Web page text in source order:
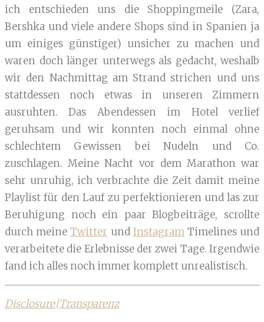
ich entschieden uns die Shoppingmeile (Zara,
Bershka und viele andere Shops sind in Spanien ja
um einiges günstiger) unsicher zu machen und
waren doch länger unterwegs als gedacht, weshalb
wir den Nachmittag am Strand strichen und uns
stattdessen noch etwas in unseren Zimmern
ausruhten. Das Abendessen im Hotel verlief
geruhsam und wir konnten noch einmal ohne
schlechtem Gewissen bei Nudeln und Co.
zuschlagen. Meine Nacht vor dem Marathon war
sehr unruhig, ich verbrachte die Zeit damit meine
Playlist für den Lauf zu perfektionieren und las zur
Beruhigung noch ein paar Blogbeiträge, scrollte
durch meineTwitter und InstagramTimelines und
verarbeitete die Erlebnisse der zwei Tage. Irgendwie
fand ich alles noch immer komplett unrealistisch.
Disclosure|Transparenz